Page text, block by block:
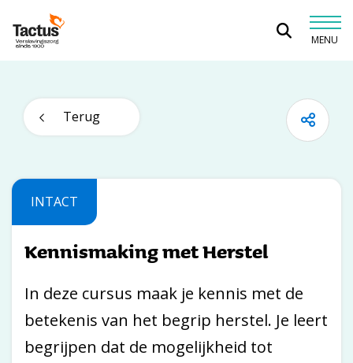
Spring naar content
MENU
Terug
INTACT
Kennismaking met Herstel
In deze cursus maak je kennis met de
betekenis van het begrip herstel. Je leert
begrijpen dat de mogelijkheid tot